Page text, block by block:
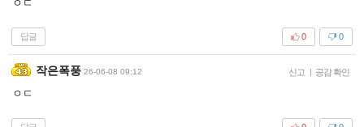
ㅇㄷ
답글 0
0
작은폭풍 26-06-08 09:12 신고 | 공감 확인
ㅇㄷ